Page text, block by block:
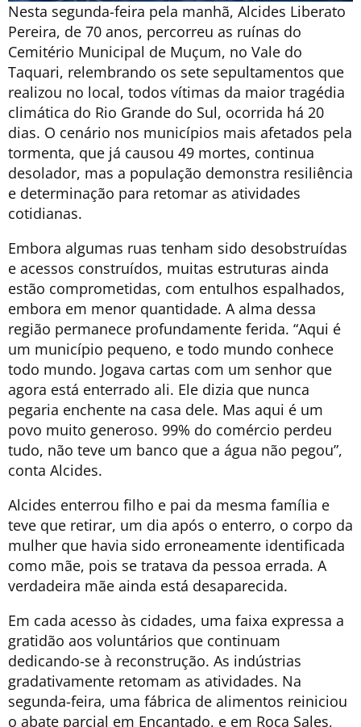
Nesta segunda-feira pela manhã, Alcides Liberato
Pereira, de 70 anos, percorreu as ruínas do
Cemitério Municipal de Muçum, no Vale do
Taquari, relembrando os sete sepultamentos que
realizou no local, todos vítimas da maior tragédia
climática do Rio Grande do Sul, ocorrida há 20
dias. O cenário nos municípios mais afetados pela
tormenta, que já causou 49 mortes, continua
desolador, mas a população demonstra resiliência
e determinação para retomar as atividades
cotidianas.
Embora algumas ruas tenham sido desobstruídas
e acessos construídos, muitas estruturas ainda
estão comprometidas, com entulhos espalhados,
embora em menor quantidade. A alma dessa
região permanece profundamente ferida. “Aqui é
um município pequeno, e todo mundo conhece
todo mundo. Jogava cartas com um senhor que
agora está enterrado ali. Ele dizia que nunca
pegaria enchente na casa dele. Mas aqui é um
povo muito generoso. 99% do comércio perdeu
tudo, não teve um banco que a água não pegou”,
conta Alcides.
Alcides enterrou filho e pai da mesma família e
teve que retirar, um dia após o enterro, o corpo da
mulher que havia sido erroneamente identificada
como mãe, pois se tratava da pessoa errada. A
verdadeira mãe ainda está desaparecida.
Em cada acesso às cidades, uma faixa expressa a
gratidão aos voluntários que continuam
dedicando-se à reconstrução. As indústrias
gradativamente retomam as atividades. Na
segunda-feira, uma fábrica de alimentos reiniciou
o abate parcial em Encantado, e em Roca Sales,